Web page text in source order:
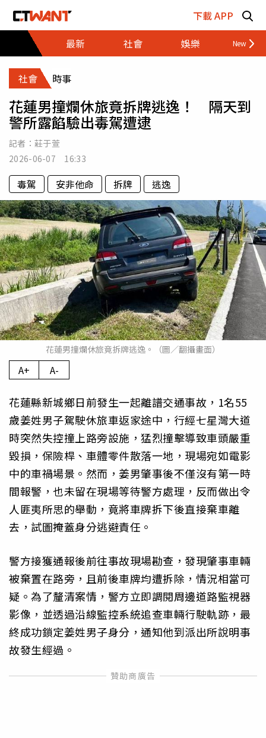
下載 APP
最新
社會 娛樂 財經
社會 時事
花蓮男撞爛休旅竟拆牌逃逸！ 隔天到
警所露餡驗出毒駕遭逮
記者： 莊于萱
2026-06-07 16:33
毒駕 安非他命 拆牌 逃逸
花蓮男撞爛休旅竟拆牌逃逸。（圖／翻攝畫面）
A+ A-
花蓮縣新城鄉日前發生一起離譜交通事故，1名55
歲姜姓男子駕駛休旅車返家途中，行經七星灣大道
時突然失控撞上路旁設施，猛烈撞擊導致車頭嚴重
毀損，保險桿、車體零件散落一地，現場宛如電影
中的車禍場景。然而，姜男肇事後不僅沒有第一時
間報警，也未留在現場等待警方處理，反而做出令
人匪夷所思的舉動，竟將車牌拆下後直接棄車離
去，試圖掩蓋身分逃避責任。
警方接獲通報後前往事故現場勘查，發現肇事車輛
被棄置在路旁，且前後車牌均遭拆除，情況相當可
疑。為了釐清案情，警方立即調閱周邊道路監視器
影像，並透過沿線監控系統追查車輛行駛軌跡，最
終成功鎖定姜姓男子身分，通知他到派出所說明事
故發生經過。